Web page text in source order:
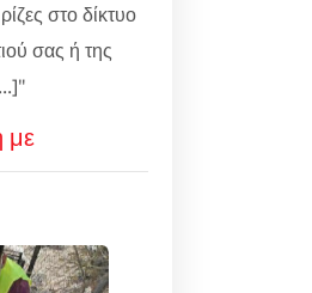
στο δίκτυο
σας ή της
με